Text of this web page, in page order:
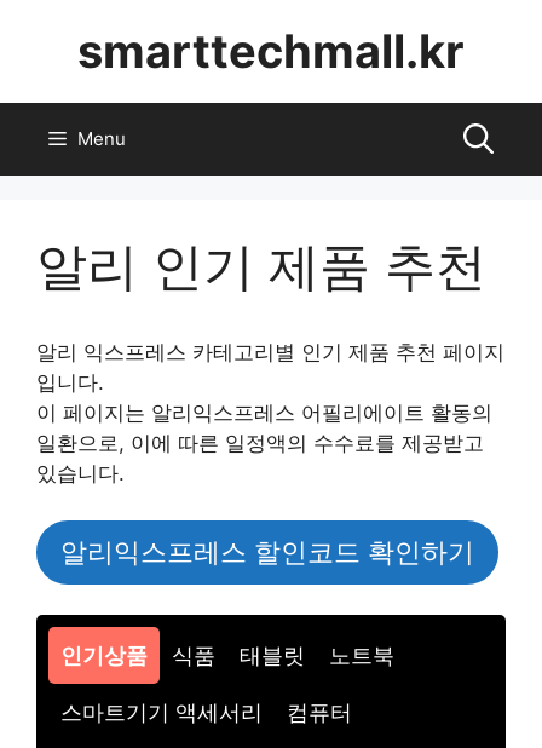
smarttechmall.kr
Menu
알리 인기 제품 추천
알리 익스프레스 카테고리별 인기 제품 추천 페이지
입니다.
이 페이지는 알리익스프레스 어필리에이트 활동의
일환으로, 이에 따른 일정액의 수수료를 제공받고
있습니다.
알리익스프레스 할인코드 확인하기
인기상품 식품 태블릿 노트북
스마트기기 액세서리 컴퓨터